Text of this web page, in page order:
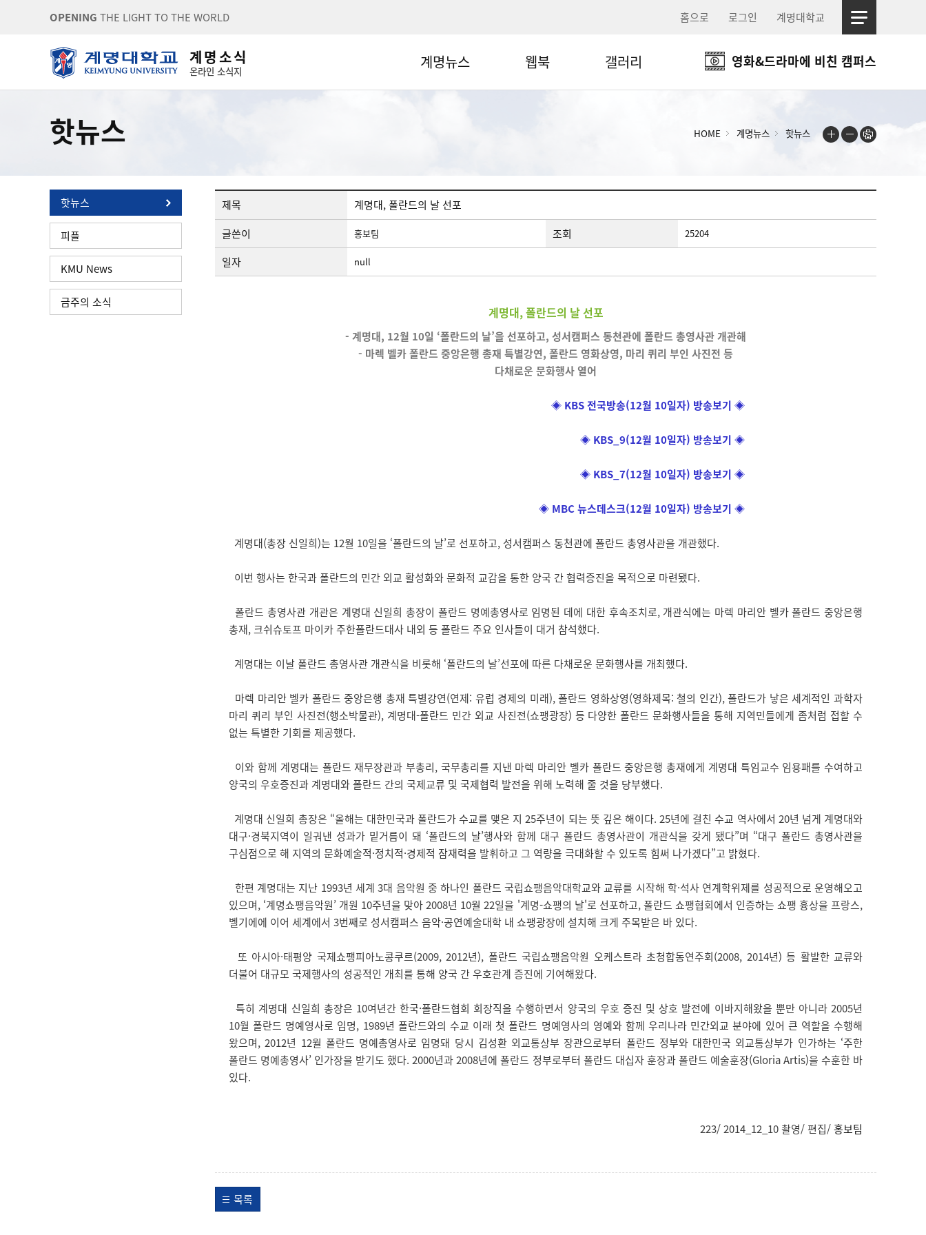
OPENING THE LIGHT TO THE WORLD 홈으로 로그인 계명대학교
계 명 소 식
온라인 소식지 계명뉴스 웹북 갤러리 영화&드라마에 비친 캠퍼스
핫뉴스 HOME 계명뉴스 핫뉴스
핫뉴스
피플
KMU News
금주의 소식
제목
계명대, 폴란드의 날 선포
글쓴이
홍보팀 조회 25204
일자 null
계명대, 폴란드의 날 선포
- 계명대, 12월 10일 ‘폴란드의 날’을 선포하고, 성서캠퍼스 동천관에 폴란드 총영사관 개관해
- 마렉 벨카 폴란드 중앙은행 총재 특별강연, 폴란드 영화상영, 마리 퀴리 부인 사진전 등
다채로운 문화행사 열어
◈ KBS 전국방송(12월 10일자) 방송보기 ◈
◈ KBS_9(12월 10일자) 방송보기 ◈
◈ KBS_7(12월 10일자) 방송보기 ◈
◈ MBC 뉴스데스크(12월 10일자) 방송보기 ◈
계명대(총장 신일희)는 12월 10일을 ‘폴란드의 날’로 선포하고, 성서캠퍼스 동천관에 폴란드 총영사관을 개관했다.
이번 행사는 한국과 폴란드의 민간 외교 활성화와 문화적 교감을 통한 양국 간 협력증진을 목적으로 마련됐다.
폴란드 총영사관 개관은 계명대 신일희 총장이 폴란드 명예총영사로 임명된 데에 대한 후속조치로, 개관식에는 마렉 마리안 벨카 폴란드 중앙은행
총재, 크쉬슈토프 마이카 주한폴란드대사 내외 등 폴란드 주요 인사들이 대거 참석했다.
계명대는 이날 폴란드 총영사관 개관식을 비롯해 ‘폴란드의 날’선포에 따른 다채로운 문화행사를 개최했다.
마렉 마리안 벨카 폴란드 중앙은행 총재 특별강연(연제: 유럽 경제의 미래), 폴란드 영화상영(영화제목: 철의 인간), 폴란드가 낳은 세계적인 과학자
마리 퀴리 부인 사진전(행소박물관), 계명대-폴란드 민간 외교 사진전(쇼팽광장) 등 다양한 폴란드 문화행사들을 통해 지역민들에게 좀처럼 접할 수
없는 특별한 기회를 제공했다.
이와 함께 계명대는 폴란드 재무장관과 부총리, 국무총리를 지낸 마렉 마리안 벨카 폴란드 중앙은행 총재에게 계명대 특임교수 임용패를 수여하고
양국의 우호증진과 계명대와 폴란드 간의 국제교류 및 국제협력 발전을 위해 노력해 줄 것을 당부했다.
계명대 신일희 총장은 “올해는 대한민국과 폴란드가 수교를 맺은 지 25주년이 되는 뜻 깊은 해이다. 25년에 걸친 수교 역사에서 20년 넘게 계명대와
대구·경북지역이 일궈낸 성과가 밑거름이 돼 ‘폴란드의 날’행사와 함께 대구 폴란드 총영사관이 개관식을 갖게 됐다”며 “대구 폴란드 총영사관을
구심점으로 해 지역의 문화예술적·정치적·경제적 잠재력을 발휘하고 그 역량을 극대화할 수 있도록 힘써 나가겠다”고 밝혔다.
한편 계명대는 지난 1993년 세계 3대 음악원 중 하나인 폴란드 국립쇼팽음악대학교와 교류를 시작해 학·석사 연계학위제를 성공적으로 운영해오고
있으며, ‘계명쇼팽음악원’ 개원 10주년을 맞아 2008년 10월 22일을 '계명-쇼팽의 날'로 선포하고, 폴란드 쇼팽협회에서 인증하는 쇼팽 흉상을 프랑스,
벨기에에 이어 세계에서 3번째로 성서캠퍼스 음악·공연예술대학 내 쇼팽광장에 설치해 크게 주목받은 바 있다.
또 아시아·태평양 국제쇼팽피아노콩쿠르(2009, 2012년), 폴란드 국립쇼팽음악원 오케스트라 초청합동연주회(2008, 2014년) 등 활발한 교류와
더불어 대규모 국제행사의 성공적인 개최를 통해 양국 간 우호관계 증진에 기여해왔다.
특히 계명대 신일희 총장은 10여년간 한국·폴란드협회 회장직을 수행하면서 양국의 우호 증진 및 상호 발전에 이바지해왔을 뿐만 아니라 2005년
10월 폴란드 명예영사로 임명, 1989년 폴란드와의 수교 이래 첫 폴란드 명예영사의 영예와 함께 우리나라 민간외교 분야에 있어 큰 역할을 수행해
왔으며, 2012년 12월 폴란드 명예총영사로 임명돼 당시 김성환 외교통상부 장관으로부터 폴란드 정부와 대한민국 외교통상부가 인가하는 ‘주한
폴란드 명예총영사’ 인가장을 받기도 했다. 2000년과 2008년에 폴란드 정부로부터 폴란드 대십자 훈장과 폴란드 예술훈장(Gloria Artis)을 수훈한 바
있다.
223/ 2014_12_10 촬영/ 편집/홍보팀
목록